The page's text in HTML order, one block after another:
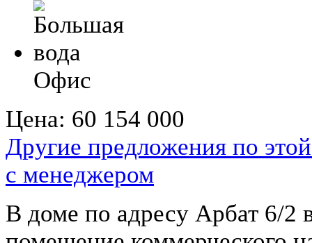
Офис
Цена: 60 154 000
Другие предложения по
с менеджером
В доме по адресу Арбат 6/2